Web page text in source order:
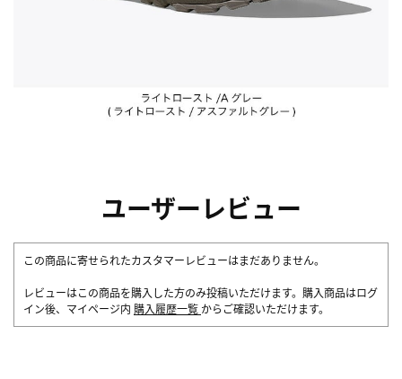
ユーザーレビュー
この商品に寄せられたカスタマーレビューはまだありません。
レビューはこの商品を購入した方のみ投稿いただけます。購入商品はログ
イン後、マイページ内 購入履歴一覧 からご確認いただけます。